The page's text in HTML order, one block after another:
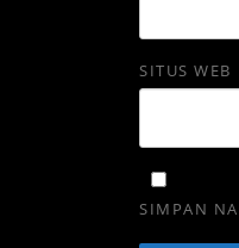
SITUS WEB
SIMPAN